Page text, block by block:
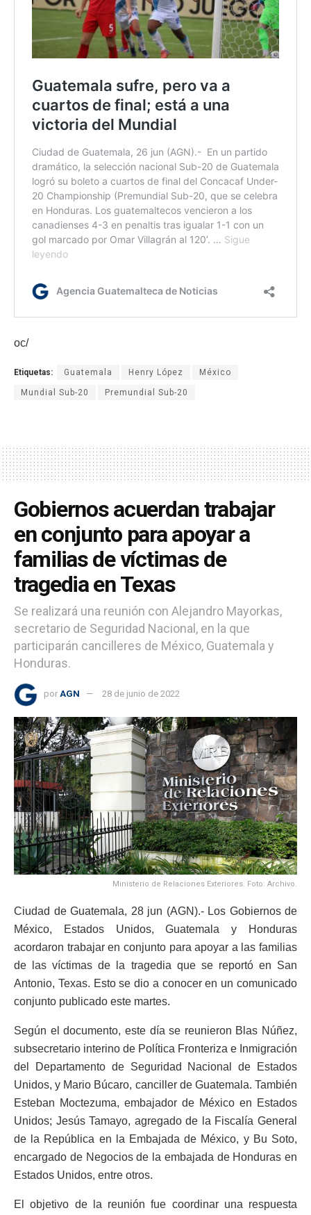
oc/
Etiquetas: Guatemala Henry López México
Mundial Sub-20 Premundial Sub-20
Gobiernos acuerdan trabajar
en conjunto para apoyar a
familias de víctimas de
tragedia en Texas
Se realizará una reunión con Alejandro Mayorkas,
secretario de Seguridad Nacional, en la que
participarán cancilleres de México, Guatemala y
Honduras.
por AGN 28 de junio de 2022
Ministerio de Relaciones Exteriores. Foto: Archivo.
Ciudad de Guatemala, 28 jun (AGN).- Los Gobiernos de
México, Estados Unidos, Guatemala y Honduras
acordaron trabajar en conjunto para apoyar a las familias
de las víctimas de la tragedia que se reportó en San
Antonio, Texas. Esto se dio a conocer en un comunicado
conjunto publicado este martes.
Según el documento, este día se reunieron Blas Núñez,
subsecretario interino de Política Fronteriza e Inmigración
del Departamento de Seguridad Nacional de Estados
Unidos, y Mario Búcaro, canciller de Guatemala. También
Esteban Moctezuma, embajador de México en Estados
Unidos; Jesús Tamayo, agregado de la Fiscalía General
de la República en la Embajada de México, y Bu Soto,
encargado de Negocios de la embajada de Honduras en
Estados Unidos, entre otros.
El objetivo de la reunión fue coordinar una respuesta